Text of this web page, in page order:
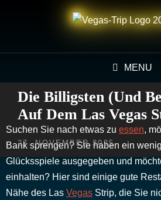
MENU
Die Billigsten (und
Auf Dem Las Vegas
POSTED
ON
27. NOVEMBER 2025
Suchen Sie nach etwas zu essen,
Bank sprengen? Sie haben ein
Glücksspiele ausgegeben und
einhalten? Hier sind einige gute
Nähe des Las Vegas Strip, die Sie